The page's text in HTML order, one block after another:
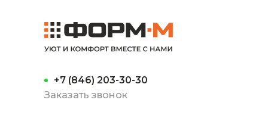
+7 (846) 203-30-30
Заказать звонок